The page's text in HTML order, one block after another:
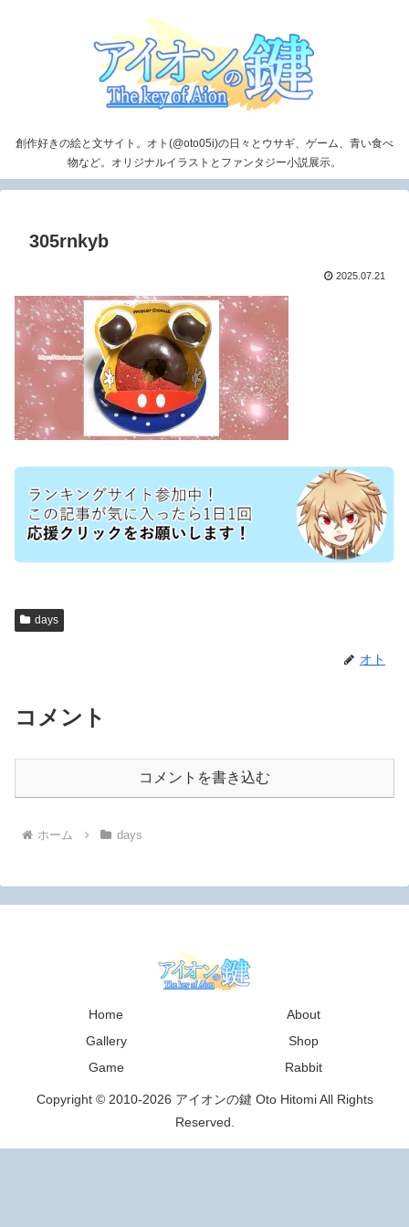
創作好きの絵と文サイト。オト(@oto05i)の日々とウサギ、ゲーム、青い食べ
物など。オリジナルイラストとファンタジー小説展示。
305rnkyb
2025.07.21
days
オト
コメント
コメントを書き込む
ホーム days
Home
About
Gallery
Shop
Game
Rabbit
Copyright © 2010-2026 アイオンの鍵 Oto Hitomi All Rights
Reserved.